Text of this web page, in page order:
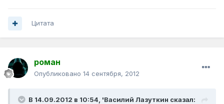
Цитата
роман
Опубликовано 14 сентября, 2012
В 14.09.2012 в 10:54, 'Василий Лазуткин сказал: